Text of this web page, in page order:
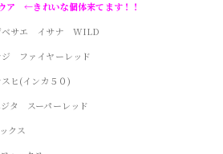
ア ←きれいな個体来てます！！
ベサエ イサナ WILD
ファイヤーレッド
ヒ(インカ５０)
タ スーパーレッド
クス